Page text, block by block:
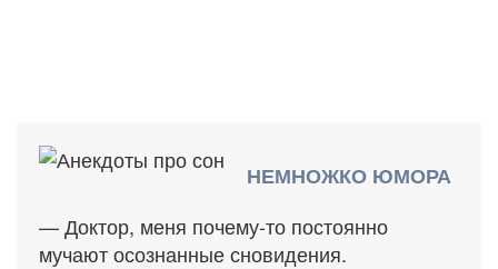
НЕМНОЖКО ЮМОРА
— Доктор, меня почему-то постоянно
мучают осознанные сновидения.